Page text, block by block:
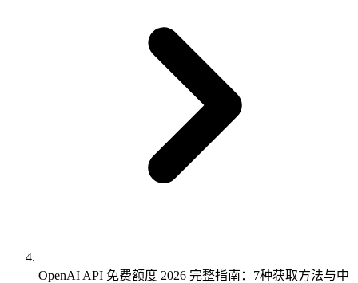
OpenAI API 免费额度 2026 完整指南：7种获取方法与中